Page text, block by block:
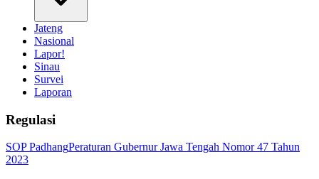
Jateng
Nasional
Lapor!
Sinau
Survei
Laporan
Regulasi
SOP PadhangPeraturan Gubernur Jawa Tengah Nomor 47 Tahun
2023